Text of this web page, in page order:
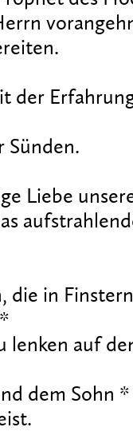
der
Sünden.
Liebe
die in
lenken auf
dem Sohn *